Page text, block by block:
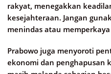
rakyat, menegakkan
kesejahteraan. Jangan
menindas atau memperkaya
Prabowo juga menyoroti
ekonomi dan penghapusan